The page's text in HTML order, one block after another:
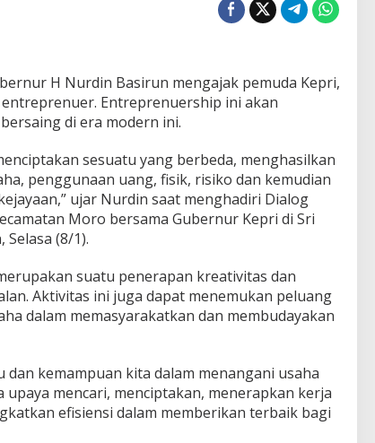
H Nurdin Basirun mengajak pemuda Kepri,
Entreprenuership ini akan
di era modern ini.
sesuatu yang berbeda, menghasilkan
penggunaan uang, fisik, risiko dan kemudian
ujar Nurdin saat menghadiri Dialog
Moro bersama Gubernur Kepri di Sri
(8/1).
suatu penerapan kreativitas dan
Aktivitas ini juga dapat menemukan peluang
dalam memasyarakatkan dan membudayakan
dan kemampuan kita dalam menangani usaha
mencari, menciptakan, menerapkan kerja
efisiensi dalam memberikan terbaik bagi